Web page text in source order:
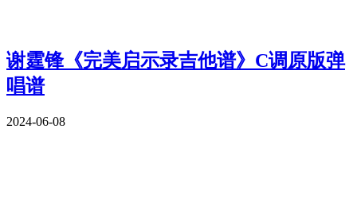
谢霆锋《完美启示录吉他谱》C调原版弹
唱谱
2024-06-08